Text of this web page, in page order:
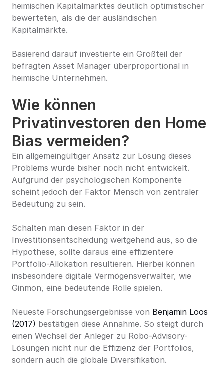
heimischen Kapitalmarktes deutlich optimistischer
bewerteten, als die der ausländischen
Kapitalmärkte.
Basierend darauf investierte ein Großteil der
befragten Asset Manager überproportional in
heimische Unternehmen.
Wie können
Privatinvestoren den Home
Bias vermeiden?
Ein allgemeingültiger Ansatz zur Lösung dieses
Problems wurde bisher noch nicht entwickelt.
Aufgrund der psychologischen Komponente
scheint jedoch der Faktor Mensch von zentraler
Bedeutung zu sein.
Schalten man diesen Faktor in der
Investitionsentscheidung weitgehend aus, so die
Hypothese, sollte daraus eine effizientere
Portfolio-Allokation resultieren. Hierbei können
insbesondere digitale Vermögensverwalter, wie
Ginmon, eine bedeutende Rolle spielen.
Neueste Forschungsergebnisse von Benjamin Loos
(2017) bestätigen diese Annahme. So steigt durch
einen Wechsel der Anleger zu Robo-Advisory-
Lösungen nicht nur die Effizienz der Portfolios,
sondern auch die globale Diversifikation.